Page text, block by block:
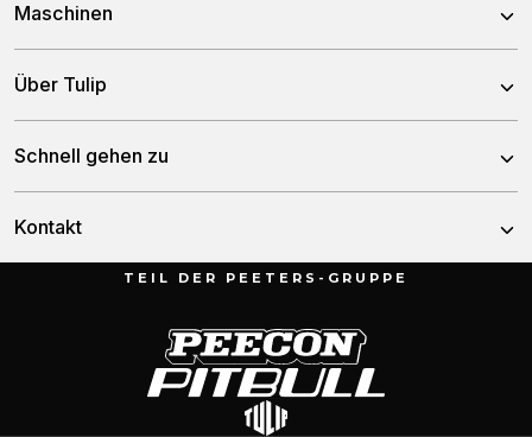
Maschinen
Kreiseleggen
Zinkeneggen
Grubber
Düngerstreuer
Über Tulip
Geschichte
Schnell gehen zu
Kontakt
Munnikenheiweg 47TEIL DER PEETERS-GRUPPE